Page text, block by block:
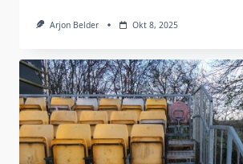
Arjon Belder Okt 8, 2025